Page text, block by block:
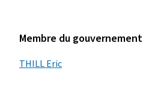
Membre du gouvernement
THILL Eric